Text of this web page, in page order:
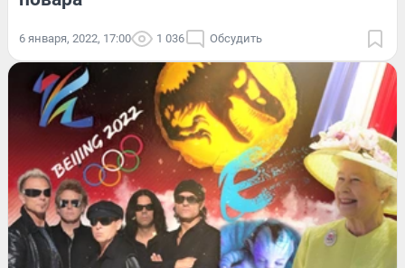
6 января, 2022, 17:00 1 036 Обсудить